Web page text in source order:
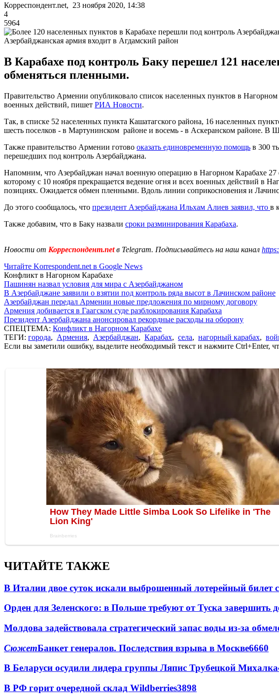
Корреспондент.net, 23 ноября 2020, 14:38
4
5964
Азербайджанская армия входит в Агдамский район
В Карабахе под контроль Баку перешел 121
обменяться пленными.
Правительство Армении опубликовало список населенных пунктов в
военных действий, пишет РИА Новости.
Так, в списке 52 населенных пункта Кашатагского района, 16 населенных
шесть поселков - в Мартунинском районе и восемь - в Аскеранском районе.
Также правительство Армении готово оказать единовременную помощь в 300
перешедших под контроль Азербайджана.
Напомним, что Азербайджан начал военную операцию в Нагорном Карабахе
которому с 10 ноября прекращается ведение огня и всех военных действий в
позициях. Ожидается обмен пленными. Вдоль линии соприкосновения и
До этого сообщалось, что президент Азербайджана Ильхам Алиев заявил, что в
Также добавим, что в Баку назвали сроки разминирования Карабаха.
Новости от Корреспондент.netв Telegram. Подписывайтесь на наш канал
Читайте Korrespondent.net в Google News
Конфликт в Нагорном Карабахе
Пашинян назвал условия для мира с Азербайджаном
В Азербайджане заявили о взятии под контроль ряда высот в Лачинском районе
Азербайджан передал Армении новые предложения по мирному договору
Армения добивается в Гаагском суде разблокирования Карабаха
Президент Азербайджана анонсировал рекордные расходы на оборону
СПЕЦТЕМА: Конфликт в Нагорном Карабахе
ТЕГИ: города, Армения, Азербайджан, Карабах, села, нагорный карабах,
Если вы заметили ошибку, выделите необходимый текст и нажмите Ctrl+Enter,
ЧИТАЙТЕ ТАКЖЕ
В Италии двое суток искали выброшенный лотерейный
Орден для Зеленского: в Польше требуют от Туска завершить
Молдова задействовала стратегический запас воды из-за
СюжетБанкет генералов. Последствия взрыва в Москве6660
В Беларуси осудили лидера группы Ляпис Трубецкой Михалка
В РФ горит очередной склад Wildberries3898